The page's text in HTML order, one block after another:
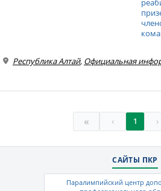
Республика Алтай, Официальная
« ‹ 1 ›
САЙТЫ ПКР
Паралимпийский центр